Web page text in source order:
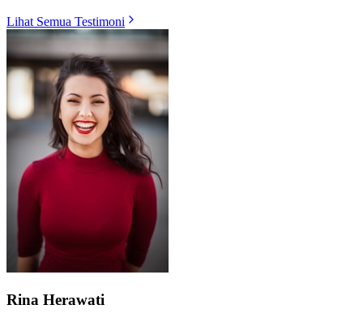
Lihat Semua Testimoni
Rina Herawati